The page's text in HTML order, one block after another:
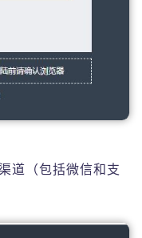
道（包括微信和支